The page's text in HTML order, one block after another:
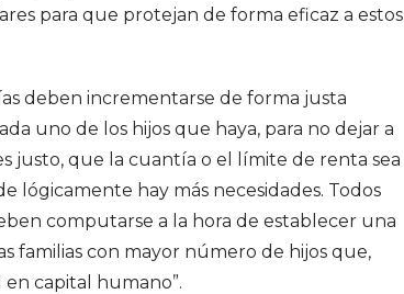
para que protejan de forma eficaz a estos
deben incrementarse de forma justa
uno de los hijos que haya, para no dejar a
justo, que la cuantía o el límite de renta sea
lógicamente hay más necesidades. Todos
computarse a la hora de establecer una
familias con mayor número de hijos que,
en capital humano”.